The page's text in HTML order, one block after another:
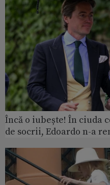
Încă o iubește! În ciuda
de socrii, Edoardo n-a